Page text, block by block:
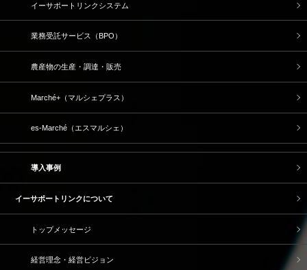
イーサポートリンクシステム
業務受託サービス（BPO）
農産物の生産・調達・販売
Marché+（マルシェプラス）
es-Marché（エスマルシェ）
導入事例
イーサポートリンクについて
トップメッセージ
経営理念・経営ビジョン